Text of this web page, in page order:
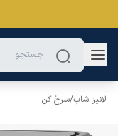
لانیز شاپ/سرخ کن